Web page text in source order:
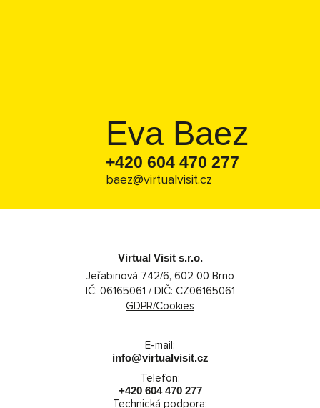
Eva Baez
+420 604 470 277
baez@virtualvisit.cz
Virtual Visit s.r.o.
Jeřabinová 742/6, 602 00 Brno
IČ: 06165061 / DIČ: CZ06165061
GDPR/Cookies
Technická podpora:
E-mail:
info@virtualvisit.cz
Telefon:
+420 604 470 277